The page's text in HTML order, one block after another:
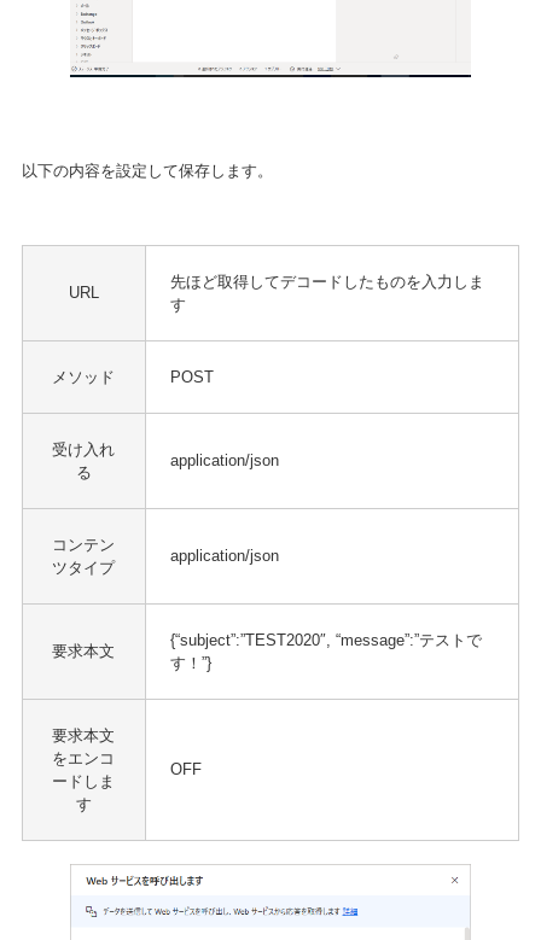
以下の内容を設定して保存します。
URL
先ほど取得してデコードしたものを入力しま
す
メソッド POST
受け入れ
る
application/json
コンテン
ツタイプ
application/json
要求本文
{“subject”:”TEST2020″, “message”:”テストで
す！”}
要求本文
をエンコ
ードしま
す
OFF